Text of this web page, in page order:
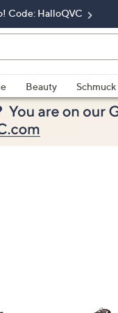
Code: HalloQVC
Beauty Schmuck